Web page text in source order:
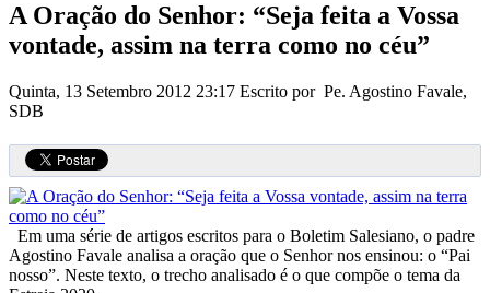
A Oração do Senhor: “Seja feita a Vossa
vontade, assim na terra como no céu”
Quinta, 13 Setembro 2012 23:17 Escrito por Pe. Agostino Favale,
SDB
Em uma série de artigos escritos para o Boletim Salesiano, o padre
Agostino Favale analisa a oração que o Senhor nos ensinou: o “Pai
nosso”. Neste texto, o trecho analisado é o que compõe o tema da